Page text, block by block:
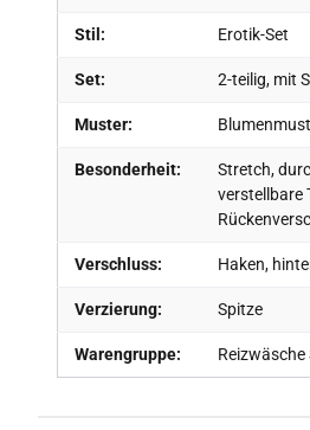
Stil: Erotik-Set
Set: 2-teilig, mit
Muster:
Besonderheit:
Stretch,
verstellbare
Verschluss: Haken,
Verzierung: Spitze
Warengruppe: Reizwäsche